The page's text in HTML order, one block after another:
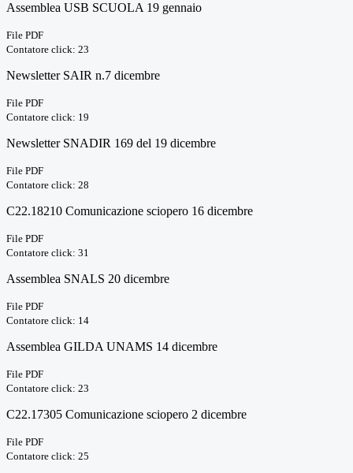
Assemblea USB SCUOLA 19 gennaio
File PDF
Contatore click: 23
Newsletter SAIR n.7 dicembre
File PDF
Contatore click: 19
Newsletter SNADIR 169 del 19 dicembre
File PDF
Contatore click: 28
C22.18210 Comunicazione sciopero 16 dicembre
File PDF
Contatore click: 31
Assemblea SNALS 20 dicembre
File PDF
Contatore click: 14
Assemblea GILDA UNAMS 14 dicembre
File PDF
Contatore click: 23
C22.17305 Comunicazione sciopero 2 dicembre
File PDF
Contatore click: 25